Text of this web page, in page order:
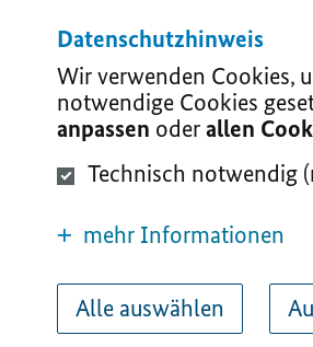
Datenschutzhinweis
Wir verwenden Cookies,
notwendige Cookies
anpassen oderallen
Technisch notwendig
mehr Informationen
Alle auswählen